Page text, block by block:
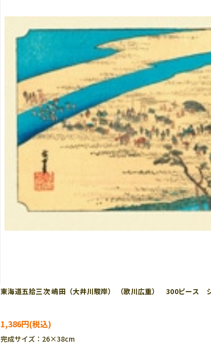
東海道五拾三次 嶋田（大井川駿岸） （歌川広重） 300ピース
1,386円
完成サイズ：26×38cm